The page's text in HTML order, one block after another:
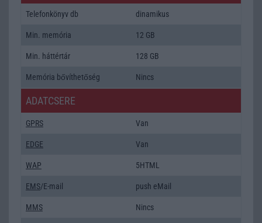
Telefonkönyv db dinamikus
Min. memória 12 GB
Min. háttértár 128 GB
Memória bővíthetőség Nincs
ADATCSERE
GPRS Van
EDGE Van
WAP 5HTML
EMS/E-mail push eMail
MMS Nincs